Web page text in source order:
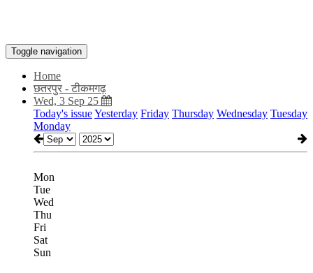
Toggle navigation
Home
छतरपुर - टीकमगढ़
Wed, 3 Sep 25
Today's issueYesterday Friday Thursday Wednesday Tuesday
Monday
Mon
Tue
Wed
Thu
Fri
Sat
Sun